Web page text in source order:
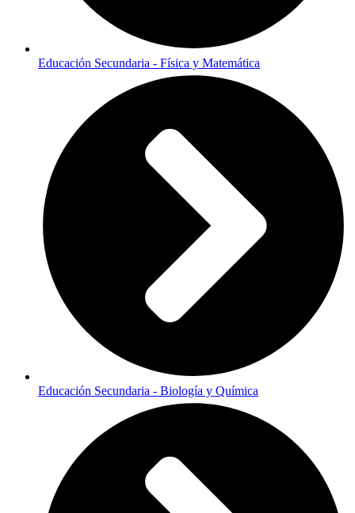
Educación Secundaria - Física y Matemática
Educación Secundaria - Biología y Química